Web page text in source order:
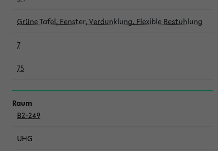
Grüne Tafel, Fenster, Verdunklung, Flexible Bestuhlung
7
75
B2-249
UHG